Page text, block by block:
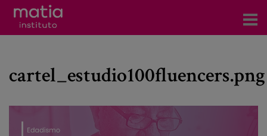
Investigación
Participación en foros
cartel_estudio100fluencers.png